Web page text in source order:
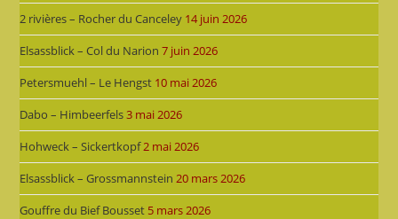
2 rivières – Rocher du Canceley 14 juin 2026
Elsassblick – Col du Narion 7 juin 2026
Petersmuehl – Le Hengst 10 mai 2026
Dabo – Himbeerfels3 mai 2026
Hohweck – Sickertkopf2 mai 2026
Elsassblick – Grossmannstein 20 mars 2026
Gouffre du Bief Bousset 5 mars 2026